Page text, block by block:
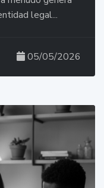
legal...
05/05/2026